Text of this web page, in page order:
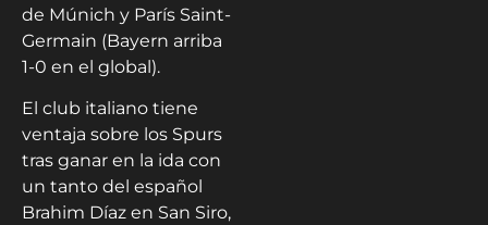
de Múnich y París Saint-
Germain (Bayern arriba
1-0 en el global).
El club italiano tiene
ventaja sobre los Spurs
tras ganar en la ida con
un tanto del español
Brahim Díaz en San Siro,